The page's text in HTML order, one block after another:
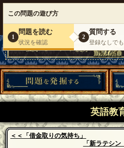
いらっしゃいませ。ゲスト
英語教
＜＜「借金取りの気持ち」
「新ラテシ
この問題の遊び方
1
問題を読む
状況を確認
2
質問する
登録なしで